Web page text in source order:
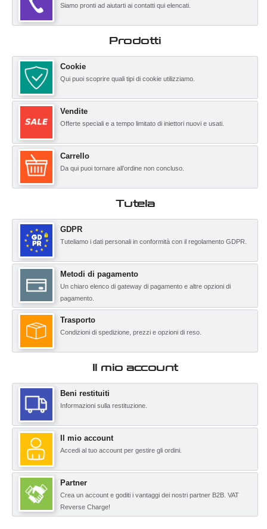
Siamo pronti ad aiutarti ai contatti qui elencati.
Prodotti
Cookie
Qui puoi scoprire quali tipi di cookie utilizziamo.
Vendite
Offerte speciali e a tempo limitato di iniettori nuovi e usati.
Carrello
Da qui puoi tornare all’ordine non concluso.
Tutela
GDPR
Tuteliamo i dati personali in conformità con il regolamento GDPR.
Metodi di pagamento
Un chiaro elenco di gateway di pagamento e altre opzioni di
pagamento.
Trasporto
Condizioni di spedizione, prezzi e opzioni di reso.
Il mio account
Beni restituiti
Informazioni sulla restituzione.
Il mio account
Accedi al tuo account per gestire gli ordini.
Partner
Crea un account e goditi i vantaggi dei nostri partner B2B. VAT
Reverse Charge!